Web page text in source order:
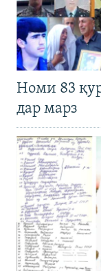
Номи 83
дар марз